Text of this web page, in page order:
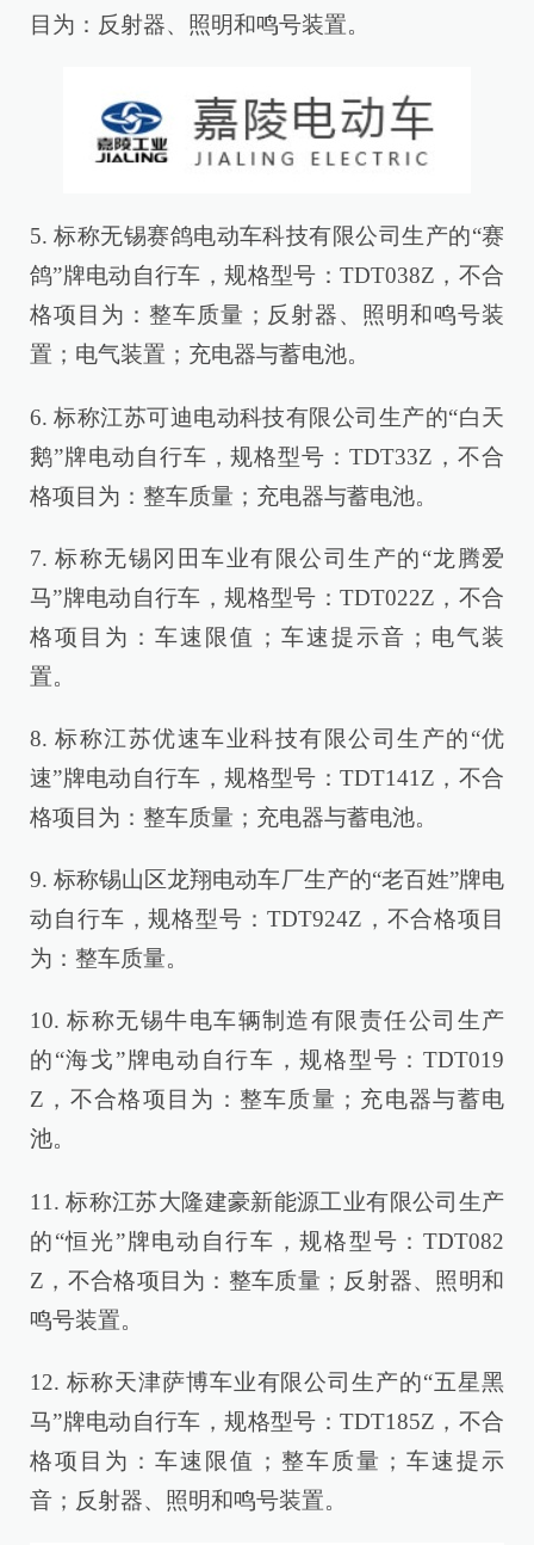
目为：反射器、照明和鸣号装置。
5. 标称无锡赛鸽电动车科技有限公司生产的“赛
鸽”牌电动自行车，规格型号：TDT038Z，不合
格项目为：整车质量；反射器、照明和鸣号装
置；电气装置；充电器与蓄电池。
6. 标称江苏可迪电动科技有限公司生产的“白天
鹅”牌电动自行车，规格型号：TDT33Z，不合
格项目为：整车质量；充电器与蓄电池。
7. 标称无锡冈田车业有限公司生产的“龙腾爱
马”牌电动自行车，规格型号：TDT022Z，不合
格项目为：车速限值；车速提示音；电气装
置。
8. 标称江苏优速车业科技有限公司生产的“优
速”牌电动自行车，规格型号：TDT141Z，不合
格项目为：整车质量；充电器与蓄电池。
9. 标称锡山区龙翔电动车厂生产的“老百姓”牌电
动自行车，规格型号：TDT924Z，不合格项目
为：整车质量。
10. 标称无锡牛电车辆制造有限责任公司生产
的“海戈”牌电动自行车，规格型号：TDT019
Z，不合格项目为：整车质量；充电器与蓄电
池。
11. 标称江苏大隆建豪新能源工业有限公司生产
的“恒光”牌电动自行车，规格型号：TDT082
Z，不合格项目为：整车质量；反射器、照明和
鸣号装置。
12. 标称天津萨博车业有限公司生产的“五星黑
马”牌电动自行车，规格型号：TDT185Z，不合
格项目为：车速限值；整车质量；车速提示
音；反射器、照明和鸣号装置。